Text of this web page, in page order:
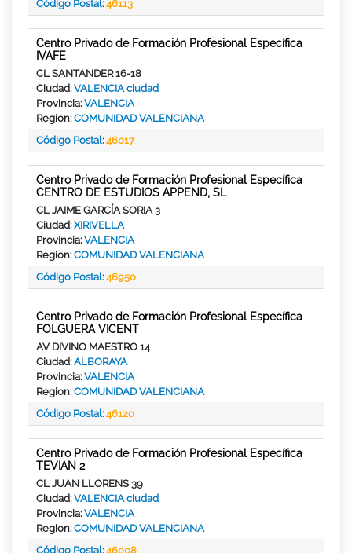
Código Postal:46113
Centro Privado de Formación Profesional Específica
IVAFE
CL SANTANDER 16-18
Ciudad:VALENCIA ciudad
Provincia:VALENCIA
Region:COMUNIDAD VALENCIANA
Código Postal:46017
Centro Privado de Formación Profesional Específica
CENTRO DE ESTUDIOS APPEND, SL
CL JAIME GARCÍA SORIA 3
Ciudad:XIRIVELLA
Provincia:VALENCIA
Region:COMUNIDAD VALENCIANA
Código Postal:46950
Centro Privado de Formación Profesional Específica
FOLGUERA VICENT
AV DIVINO MAESTRO 14
Ciudad:ALBORAYA
Provincia:VALENCIA
Region:COMUNIDAD VALENCIANA
Código Postal:46120
Centro Privado de Formación Profesional Específica
TEVIAN 2
CL JUAN LLORENS 39
Ciudad:VALENCIA ciudad
Provincia:VALENCIA
Region:COMUNIDAD VALENCIANA
Código Postal:46008